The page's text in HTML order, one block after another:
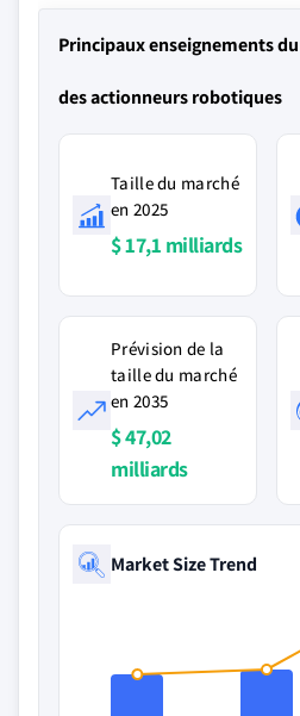
Principaux enseignements
des actionneurs robotiques
Taille du marché
en 2025
$ 17,1 milliards
Prévision de la
taille du marché
en 2035
$ 47,02
milliards
Market Size Trend